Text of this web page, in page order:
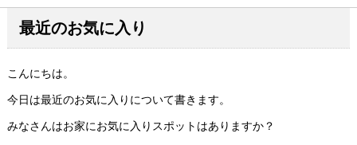
最近のお気に入り
こんにちは。
今日は最近のお気に入りについて書きます。
みなさんはお家にお気に入りスポットはありますか？